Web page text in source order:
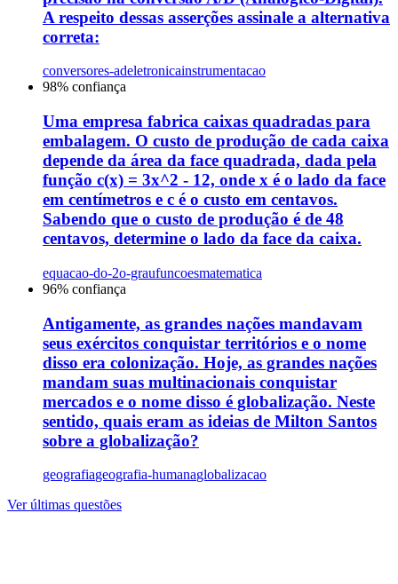
A respeito dessas asserções assinale a alternativa
correta:
conversores-adeletronicainstrumentacao
98% confiança
Uma empresa fabrica caixas quadradas para
embalagem. O custo de produção de cada caixa
depende da área da face quadrada, dada pela
função c(x) = 3x^2 - 12, onde x é o lado da face
em centímetros e c é o custo em centavos.
Sabendo que o custo de produção é de 48
centavos, determine o lado da face da caixa.
equacao-do-2o-graufuncoesmatematica
96% confiança
Antigamente, as grandes nações mandavam
seus exércitos conquistar territórios e o nome
disso era colonização. Hoje, as grandes nações
mandam suas multinacionais conquistar
mercados e o nome disso é globalização. Neste
sentido, quais eram as ideias de Milton Santos
sobre a globalização?
geografiageografia-humanaglobalizacao
Ver últimas questões